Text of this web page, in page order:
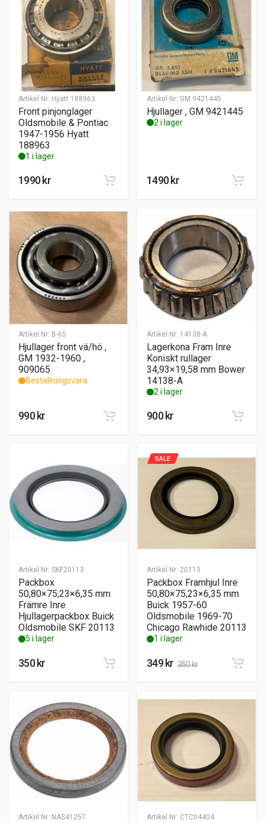
Artikel Nr: Hyatt 188963
Front pinjonglager
Oldsmobile & Pontiac
1947-1956 Hyatt
188963
1 i lager
1990 kr
Artikel Nr: GM 9421445
Hjullager , GM 9421445
2 i lager
1490 kr
Artikel Nr: B-65
Hjullager front vä/hö ,
GM 1932-1960 ,
909065
Beställningsvara
990 kr
Artikel Nr: 14138-A
Lagerkona Fram Inre
Koniskt rullager
34,93×19,58 mm Bower
14138-A
2 i lager
900 kr
Artikel Nr: SKF20113
Packbox
50,80×75,23×6,35 mm
Främre Inre
Hjullagerpackbox Buick
Oldsmobile SKF 20113
5 i lager
350kr
Artikel Nr: 20113
SALE
Packbox Framhjul Inre
50,80×75,23×6,35 mm
Buick 1957-60
Oldsmobile 1969-70
Chicago Rawhide 20113
1 i lager
349kr 350kr
Artikel Nr: NAS41257 Artikel Nr: CTC04404